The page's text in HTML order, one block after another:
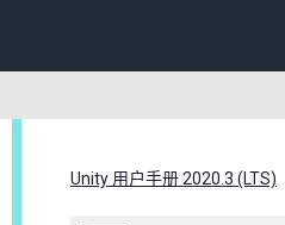
Unity 用户手册 2020.3 (LTS)